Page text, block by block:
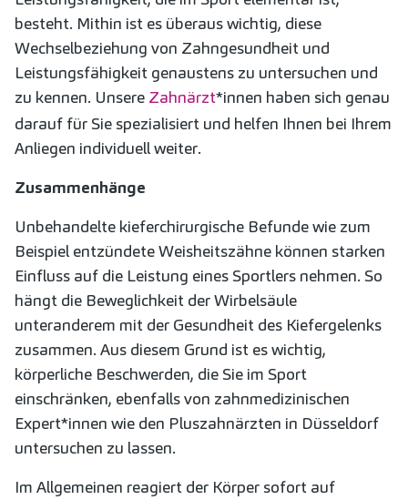
besteht. Mithin ist es überaus wichtig, diese
Wechselbeziehung von Zahngesundheit und
Leistungsfähigkeit genaustens zu untersuchen und
zu kennen. Unsere Zahnärzt*innen haben sich genau
darauf für Sie spezialisiert und helfen Ihnen bei Ihrem
Anliegen individuell weiter.
Zusammenhänge
Unbehandelte kieferchirurgische Befunde wie zum
Beispiel entzündete Weisheitszähne können starken
Einfluss auf die Leistung eines Sportlers nehmen. So
hängt die Beweglichkeit der Wirbelsäule
unteranderem mit der Gesundheit des Kiefergelenks
zusammen. Aus diesem Grund ist es wichtig,
körperliche Beschwerden, die Sie im Sport
einschränken, ebenfalls von zahnmedizinischen
Expert*innen wie den Pluszahnärzten in Düsseldorf
untersuchen zu lassen.
Im Allgemeinen reagiert der Körper sofort auf